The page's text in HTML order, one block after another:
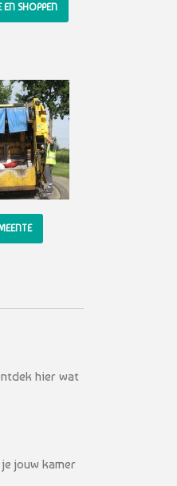
EN SHOPPEN
hier wat
jouw kamer